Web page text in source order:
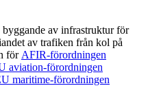
byggande av infrastruktur för
av trafiken från kol på
för AFIR-förordningen
aviation-förordningen
maritime-förordningen